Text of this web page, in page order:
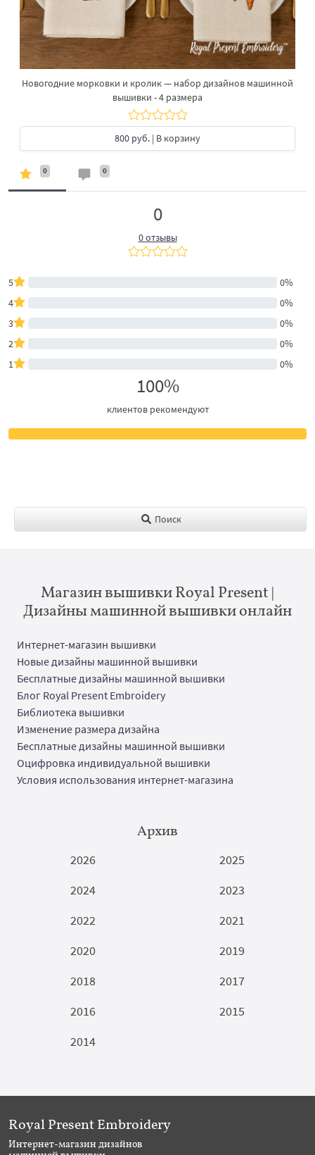
Новогодние морковки и кролик — набор дизайнов машинной
вышивки - 4 размера
800 руб. | В корзину
0 0
0
0 отзывы
5
0%
4
0%
3
0%
2
0%
1
0%
100%
клиентов рекомендуют
Поиск
Магазин вышивки Royal Present |
Дизайны машинной вышивки онлайн
Интернет-магазин вышивки
Новые дизайны машинной вышивки
Бесплатные дизайны машинной вышивки
Блог Royal Present Embroidery
Библиотека вышивки
Изменение размера дизайна
Бесплатные дизайны машинной вышивки
Оцифровка индивидуальной вышивки
Условия использования интернет-магазина
Архив
2026
2025
2024
2023
2022
2021
2020
2019
2018
2017
2016
2015
2014
Royal Present Embroidery
Интернет-магазин дизайнов